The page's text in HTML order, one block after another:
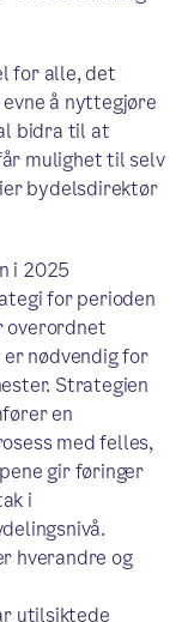
for alle, det
å nyttegjøre
bidra til at
mulighet til selv
bydelsdirektør
i 2025
for perioden
overordnet
nødvendig for
Strategien
en
med felles,
gir føringer
i
hverandre og
utilsiktede